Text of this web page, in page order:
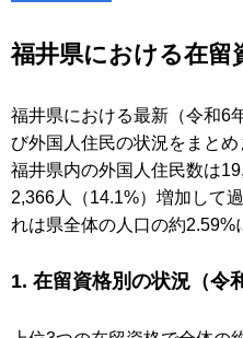
福井県における在留
福井県における最新（令和6
び外国人住民の状況をまとめ
福井県内の外国人住民数は
2,366人（14.1%）増加して
れは県全体の人口の約2.59%
1. 在留資格別の状況（令